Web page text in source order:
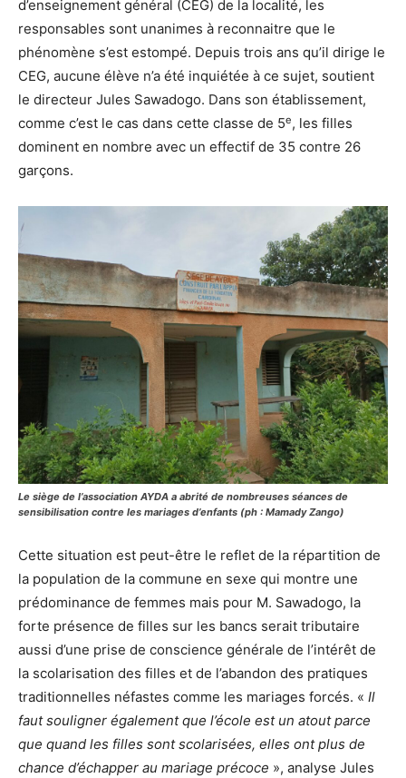
d’enseignement général (CEG) de la localité, les
responsables sont unanimes à reconnaitre que le
phénomène s’est estompé. Depuis trois ans qu’il dirige le
CEG, aucune élève n’a été inquiétée à ce sujet, soutient
le directeur Jules Sawadogo. Dans son établissement,
comme c’est le cas dans cette classe de 5e, les filles
dominent en nombre avec un effectif de 35 contre 26
garçons.
Le siège de l’association AYDA a abrité de nombreuses séances de
sensibilisation contre les mariages d’enfants (ph : Mamady Zango)
Cette situation est peut-être le reflet de la répartition de
la population de la commune en sexe qui montre une
prédominance de femmes mais pour M. Sawadogo, la
forte présence de filles sur les bancs serait tributaire
aussi d’une prise de conscience générale de l’intérêt de
la scolarisation des filles et de l’abandon des pratiques
traditionnelles néfastes comme les mariages forcés. « Il
faut souligner également que l’école est un atout parce
que quand les filles sont scolarisées, elles ont plus de
chance d’échapper au mariage précoce », analyse Jules